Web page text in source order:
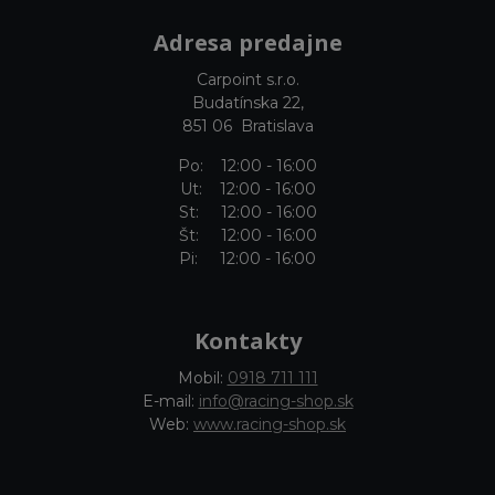
Adresa predajne
Carpoint s.r.o.
Budatínska 22,
851 06 Bratislava
Po: 12:00 - 16:00
Ut: 12:00 - 16:00
St: 12:00 - 16:00
Št: 12:00 - 16:00
Pi: 12:00 - 16:00
Kontakty
Mobil: 0918 711 111
E-mail: info@racing-shop.sk
Web: www.racing-shop.sk